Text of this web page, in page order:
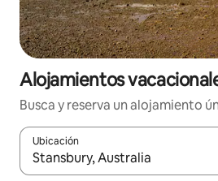
Alojamientos
Busca y reserva un alojamiento
Ubicación
Cuando los resultados estén